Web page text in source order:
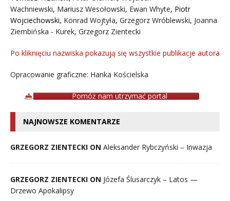
Wachniewski, Mariusz Wesołowski, Ewan Whyte, Piotr
Wojciechowski, Konrad Wojtyła, Grzegorz Wróblewski, Joanna
Ziembińska - Kurek, Grzegorz Zientecki
Po kliknięciu nazwiska pokazują się wszystkie publikacje autora
Opracowanie graficzne: Hanka Kościelska
Pomóż nam utrzymać portal
NAJNOWSZE KOMENTARZE
GRZEGORZ ZIENTECKI ON Aleksander Rybczyński – Inwazja
GRZEGORZ ZIENTECKI ON Józefa Ślusarczyk – Latos —
Drzewo Apokalipsy